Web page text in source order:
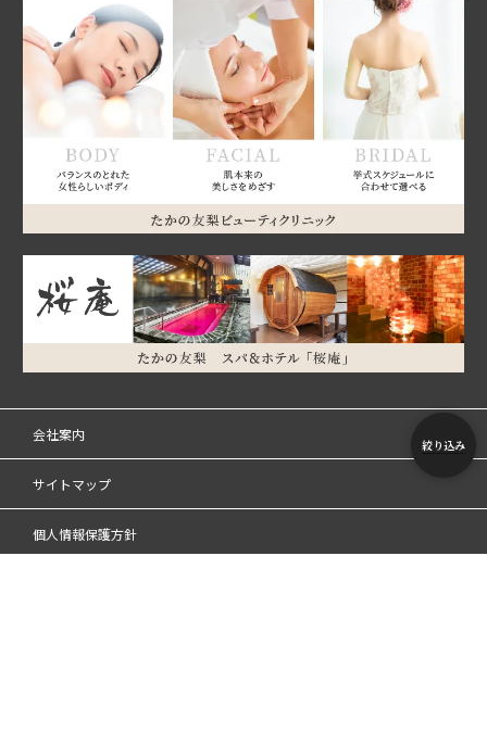
絞り込み
会社案内
サイトマップ
個人情報保護方針